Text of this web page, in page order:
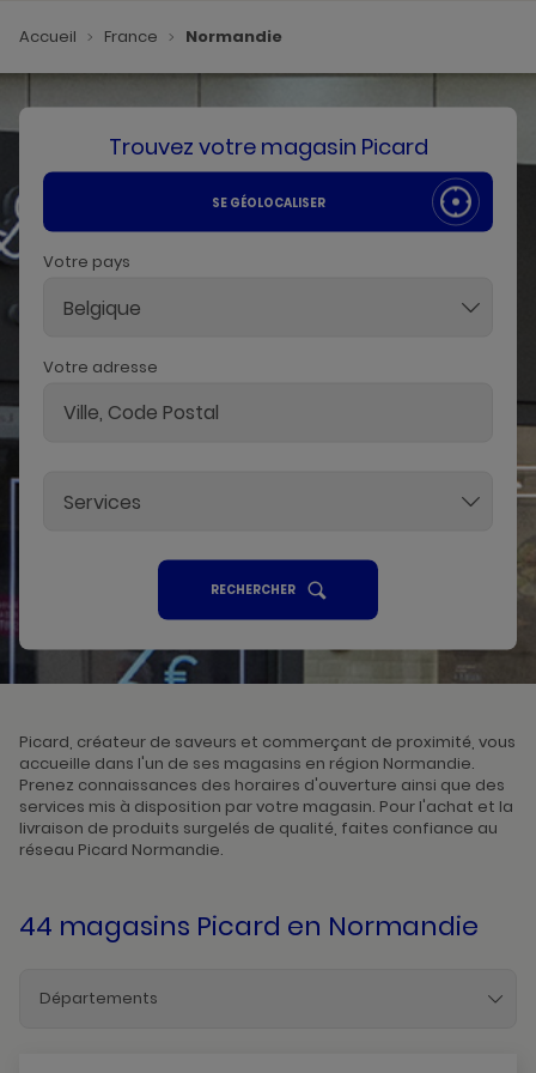
Accueil France Normandie
Trouvez votre magasin Picard
SE GÉOLOCALISER
Votre pays
Belgique
Votre adresse
Services
RECHERCHERUN
POINT
VENTE
Picard, créateur de saveurs et commerçant de proximité, vous
accueille dans l'un de ses magasins en région Normandie.
Prenez connaissances des horaires d'ouverture ainsi que des
services mis à disposition par votre magasin. Pour l'achat et la
livraison de produits surgelés de qualité, faites confiance au
réseau Picard Normandie.
44 magasins Picard en Normandie
Départements